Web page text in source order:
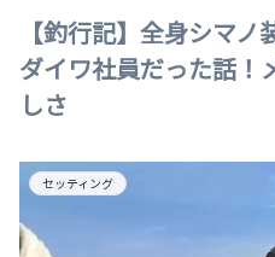
【釣行記】全身シマ
ダイワ社員だった話！
しさ
セッティング